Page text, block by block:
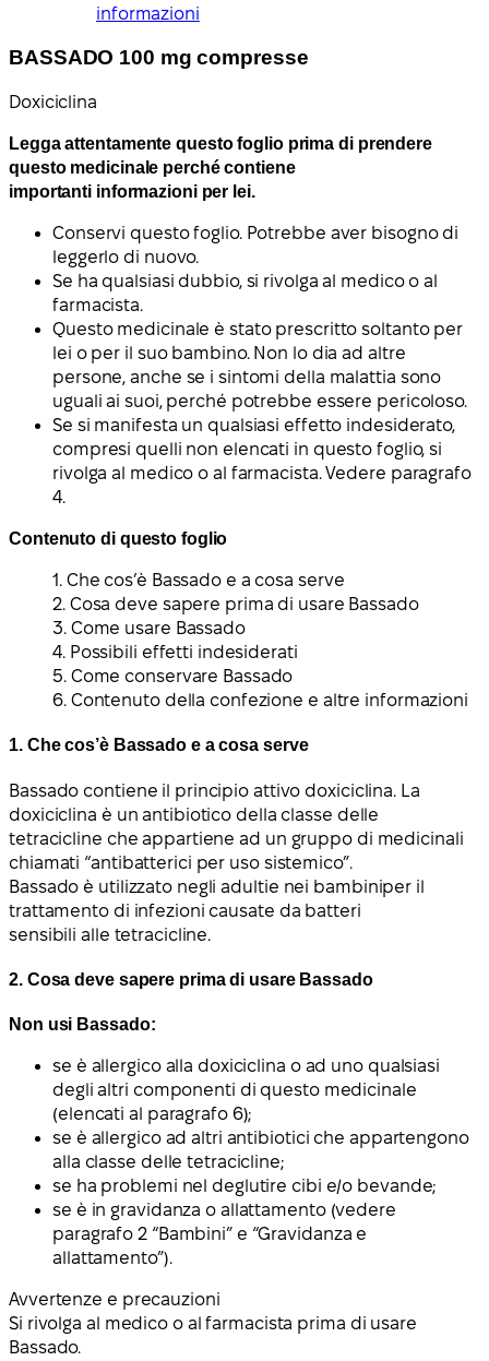
informazioni
BASSADO 100 mg compresse
Doxiciclina
Legga attentamente questo foglio prima di prendere
questo medicinale perché contiene
importanti informazioni per lei.
Conservi questo foglio. Potrebbe aver bisogno di
leggerlo di nuovo.
Se ha qualsiasi dubbio, si rivolga al medico o al
farmacista.
Questo medicinale è stato prescritto soltanto per
lei o per il suo bambino. Non lo dia ad altre
persone, anche se i sintomi della malattia sono
uguali ai suoi, perché potrebbe essere pericoloso.
Se si manifesta un qualsiasi effetto indesiderato,
compresi quelli non elencati in questo foglio, si
rivolga al medico o al farmacista. Vedere paragrafo
4.
Contenuto di questo foglio
1. Che cos’è Bassado e a cosa serve
2. Cosa deve sapere prima di usare Bassado
3. Come usare Bassado
4. Possibili effetti indesiderati
5. Come conservare Bassado
6. Contenuto della confezione e altre informazioni
1. Che cos’è Bassado e a cosa serve
Bassado contiene il principio attivo doxiciclina. La
doxiciclina è un antibiotico della classe delle
tetracicline che appartiene ad un gruppo di medicinali
chiamati “antibatterici per uso sistemico”.
Bassado è utilizzato negliadultie nei bambiniper il
trattamento di infezioni causate da batteri
sensibili alle tetracicline.
2. Cosa deve sapere prima di usare Bassado
Non usi Bassado:
se è allergico alla doxiciclina o ad uno qualsiasi
degli altri componenti di questo medicinale
(elencati al paragrafo 6);
se è allergico ad altri antibiotici che appartengono
alla classe delle tetracicline;
se ha problemi nel deglutire cibi e/o bevande;
se è in gravidanza o allattamento (vedere
paragrafo 2 “Bambini” e “Gravidanza e
allattamento”).
Avvertenze e precauzioni
Si rivolga al medico o al farmacista prima di usare
Bassado.